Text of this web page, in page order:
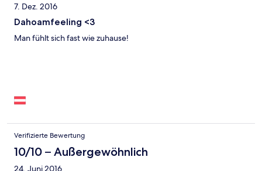
7. Dez. 2016
Dahoamfeeling <3
Man fühlt sich fast wie zuhause!
Verifizierte Bewertung
10/10 – Außergewöhnlich
24. Juni 2016